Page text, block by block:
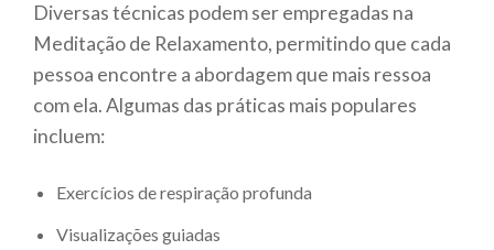
Diversas técnicas podem ser empregadas na
Meditação de Relaxamento, permitindo que cada
pessoa encontre a abordagem que mais ressoa
com ela. Algumas das práticas mais populares
incluem:
Exercícios de respiração profunda
Visualizações guiadas